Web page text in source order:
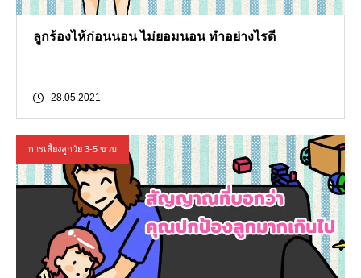
ลูกร้องไห้ก่อนนอน ไม่ยอมนอน ทำอย่างไรดี
28.05.2021
การเลี้ยงลูกวัย 3-5 ขวบ